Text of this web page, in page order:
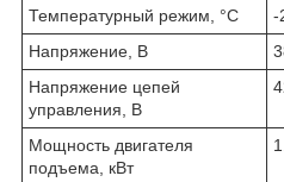
Температурный режим, °С
-
Напряжение, В
Напряжение цепей
управления, В
Мощность двигателя
подъема, кВт